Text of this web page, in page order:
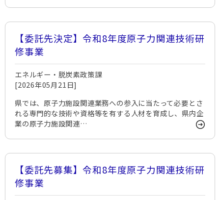
【委託先決定】令和8年度原子力関連技術研
修事業
エネルギー・脱炭素政策課
[2026年05月21日]
県では、原子力施設関連業務への参入に当たって必要とさ
れる専門的な技術や資格等を有する人材を育成し、県内企
業の原子力施設関連…
【委託先募集】令和8年度原子力関連技術研
修事業